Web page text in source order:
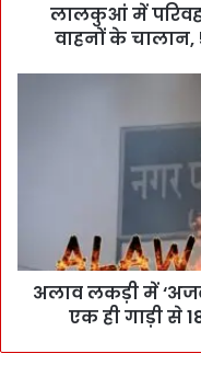
लालकुआं में परिवहन
वाहनों के चालान,
अलाव लकड़ी में
एक ही गाड़ी से